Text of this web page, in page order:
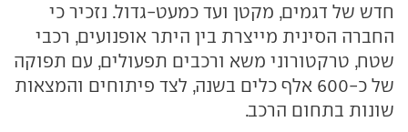
חדש של דגמים, מקטן ועד כמעט-גדול. נזכיר כי
החברה הסינית מייצרת בין היתר אופנועים, רכבי
שטח, טרקטורוני משא ורכבים תפעולים, עם תפוקה
של כ-600 אלף כלים בשנה, לצד פיתוחים והמצאות
שונות בתחום הרכב.